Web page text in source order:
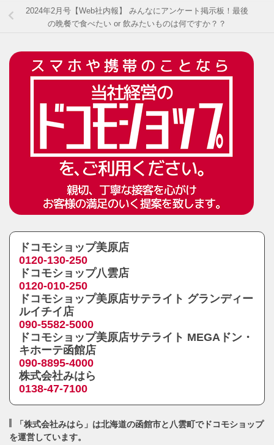
2024年2月号【Web社内報】 みんなにアンケート掲示板！最後
の晩餐で食べたい or 飲みたいものは何ですか？？
ドコモショップ美原店
0120-130-250
ドコモショップ八雲店
0120-010-250
ドコモショップ美原店サテライト グランディー
ルイチイ店
090-5582-5000
ドコモショップ美原店サテライト MEGAドン・
キホーテ函館店
090-8895-4000
株式会社みはら
0138-47-7100
「株式会社みはら」は北海道の函館市と八雲町でドコモショップ
を運営しています。